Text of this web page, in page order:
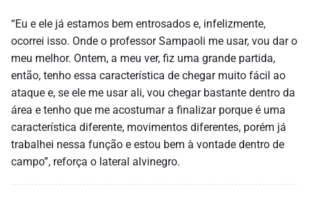
“Eu e ele já estamos bem entrosados e, infelizmente,
ocorrei isso. Onde o professor Sampaoli me usar, vou dar o
meu melhor. Ontem, a meu ver, fiz uma grande partida,
então, tenho essa característica de chegar muito fácil ao
ataque e, se ele me usar ali, vou chegar bastante dentro da
área e tenho que me acostumar a finalizar porque é uma
característica diferente, movimentos diferentes, porém já
trabalhei nessa função e estou bem à vontade dentro de
campo”, reforça o lateral alvinegro.